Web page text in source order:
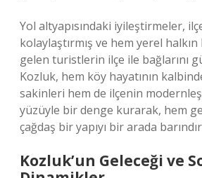
Yol altyapısındaki iyileştirmeler,
kolaylaştırmış ve hem yerel halkın
gelen turistlerin ilçe ile bağlarını
Kozluk, hem köy hayatının
sakinleri hem de ilçenin
yüzüyle bir denge kurarak, hem
çağdaş bir yapıyı bir arada
Kozluk’un Geleceği ve